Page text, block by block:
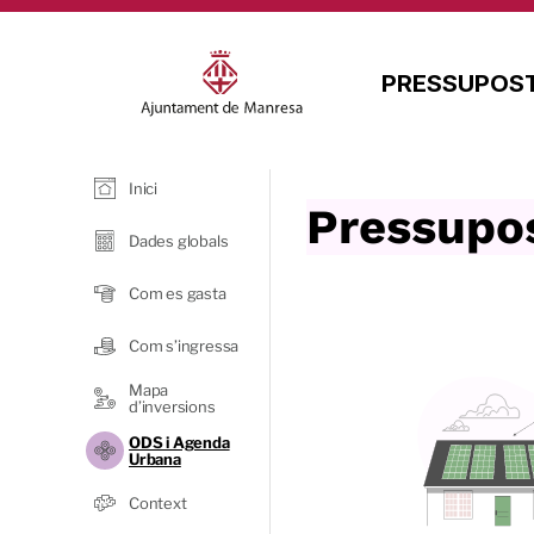
Inici
Dades globals
Com es gasta
Com s’ingressa
Mapa
d’inversions
ODS i Agenda
Urbana
Context